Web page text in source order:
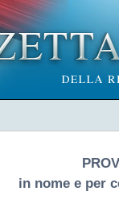
in nome e per